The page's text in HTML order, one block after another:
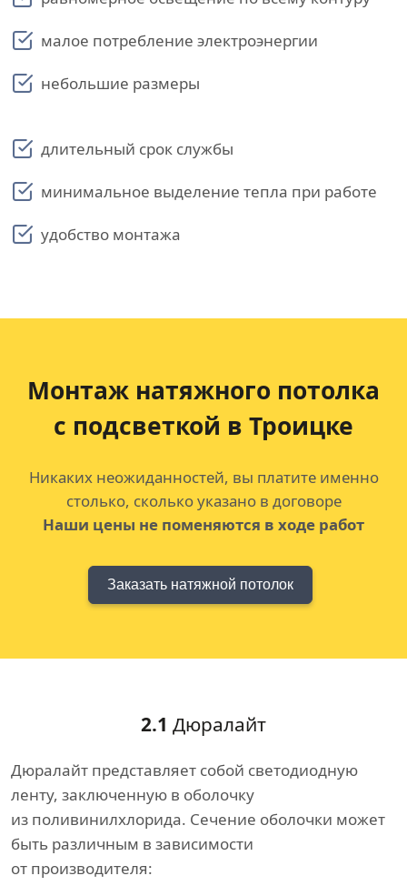
малое потребление электроэнергии
небольшие размеры
длительный срок службы
минимальное выделение тепла при работе
удобство монтажа
Монтаж натяжного потолка
с подсветкой в Троицке
Никаких неожиданностей, вы платите именно
столько, сколько указано в договоре
Наши цены не поменяются в ходе работ
Заказать натяжной потолок
2.1 Дюралайт
Дюралайт представляет собой светодиодную
ленту, заключенную в оболочку
из поливинилхлорида. Сечение оболочки может
быть различным в зависимости
от производителя: